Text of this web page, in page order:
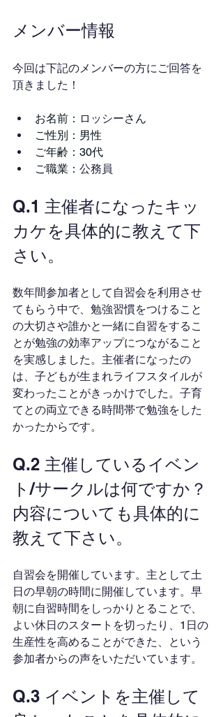
メンバー情報
今回は下記のメンバーの方にご回答を
頂きました！
お名前： ロッシーさん
ご性別：男性
ご年齢：30代
ご職業： 公務員
Q.1 主催者になったキッ
カケを具体的に教えて下
さい。
数年間参加者として自習会を利用させ
てもらう中で、勉強習慣をつけること
の大切さや誰かと一緒に自習をするこ
とが勉強の効率アップにつながること
を実感しました。主催者になったの
は、子どもが生まれライフスタイルが
変わったことがきっかけでした。子育
てとの両立できる時間帯で勉強をした
かったからです。
Q.2 主催しているイベン
ト/サークルは何ですか？
内容についても具体的に
教えて下さい。
自習会を開催しています。主として土
日の早朝の時間に開催しています。早
朝に自習時間をしっかりとることで、
よい休日のスタートを切ったり、1日の
生産性を高めることができた、という
参加者からの声をいただいています。
Q.3 イベントを主催して